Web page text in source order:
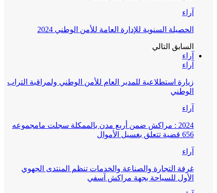
آراء
الحصيلة السنوية للإدارة العامة للأمن الوطني 2024
السابق التالي
آراء
آراء
زيارة استطلاعية للمدير العام للأمن الوطني ولمراقبة التراب
الوطني
آراء
2024 : مراكش ضمن أربع مدن بالممكلة سجلت مامجموعه
656 قضية تتعلق بغسيل الأموال
آراء
غرفة التجارة والصناعة والخدمات تنظم المنتدى الجهوي
الأول للسياحة بجهة مراكش آسفي